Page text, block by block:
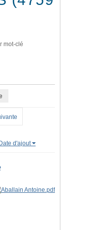
mot-clé
Date d'ajout